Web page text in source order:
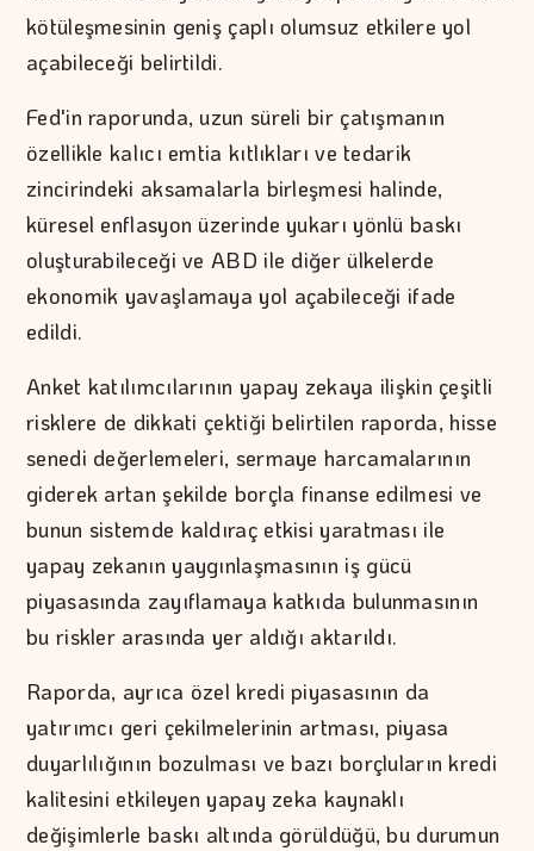
kötüleşmesinin geniş çaplı olumsuz etkilere yol
açabileceği belirtildi.
Fed'in raporunda, uzun süreli bir çatışmanın
özellikle kalıcı emtia kıtlıkları ve tedarik
zincirindeki aksamalarla birleşmesi halinde,
küresel enflasyon üzerinde yukarı yönlü baskı
oluşturabileceği ve ABD ile diğer ülkelerde
ekonomik yavaşlamaya yol açabileceği ifade
edildi.
Anket katılımcılarının yapay zekaya ilişkin çeşitli
risklere de dikkati çektiği belirtilen raporda, hisse
senedi değerlemeleri, sermaye harcamalarının
giderek artan şekilde borçla finanse edilmesi ve
bunun sistemde kaldıraç etkisi yaratması ile
yapay zekanın yaygınlaşmasının iş gücü
piyasasında zayıflamaya katkıda bulunmasının
bu riskler arasında yer aldığı aktarıldı.
Raporda, ayrıca özel kredi piyasasının da
yatırımcı geri çekilmelerinin artması, piyasa
duyarlılığının bozulması ve bazı borçluların kredi
kalitesini etkileyen yapay zeka kaynaklı
değişimlerle baskı altında görüldüğü, bu durumun